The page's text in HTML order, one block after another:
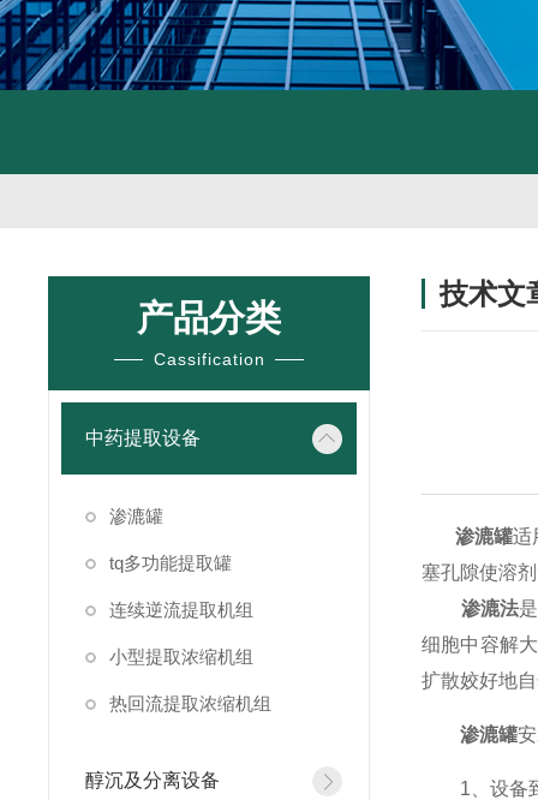
技术文
渗漉罐适
塞孔隙使溶
渗漉法
细胞中容解
扩散姣好地
渗漉罐
1、设备到
产品分类
Cassification
中药提取设备
渗漉罐
tq多功能提取罐
连续逆流提取机组
小型提取浓缩机组
热回流提取浓缩机组
醇沉及分离设备